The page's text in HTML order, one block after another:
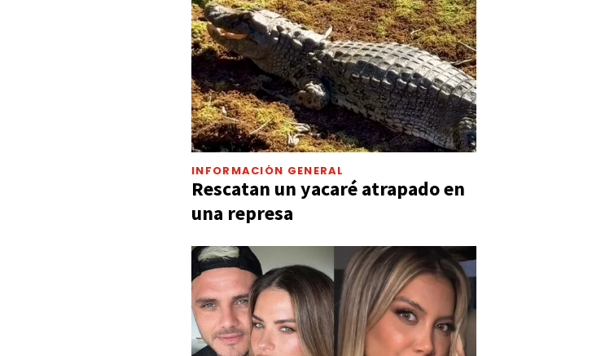
INFORMACIÓN GENERAL
Rescatan un yacaré atrapado en
una represa